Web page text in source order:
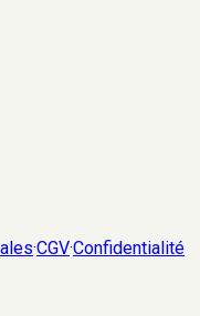
·CGV·Confidentialité